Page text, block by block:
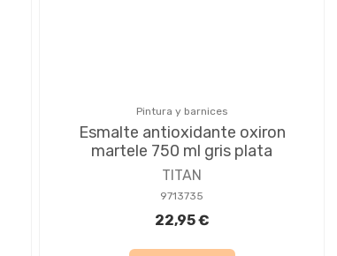
Pintura y barnices
Esmalte antioxidante oxiron
martele 750 ml gris plata
TITAN
9713735
22,95 €